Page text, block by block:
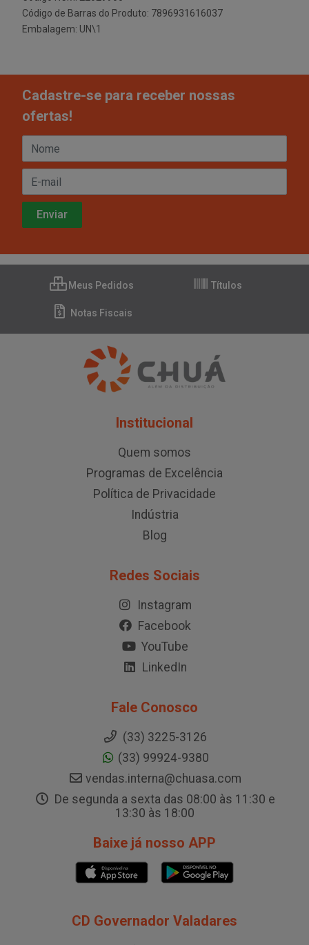
Código de Barras do Produto: 7896931616037
Embalagem: UN\1
Cadastre-se para receber nossas
ofertas!
Meus Pedidos Títulos
Notas Fiscais
Institucional
Quem somos
Programas de Excelência
Política de Privacidade
Indústria
Blog
Redes Sociais
Instagram
Facebook
YouTube
LinkedIn
Fale Conosco
(33) 3225-3126
(33) 99924-9380
vendas.interna@chuasa.com
De segunda a sexta das 08:00 às 11:30 e
13:30 às 18:00
Baixe já nosso APP
CD Governador Valadares